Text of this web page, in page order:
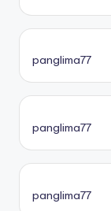
panglima77
panglima77
panglima77